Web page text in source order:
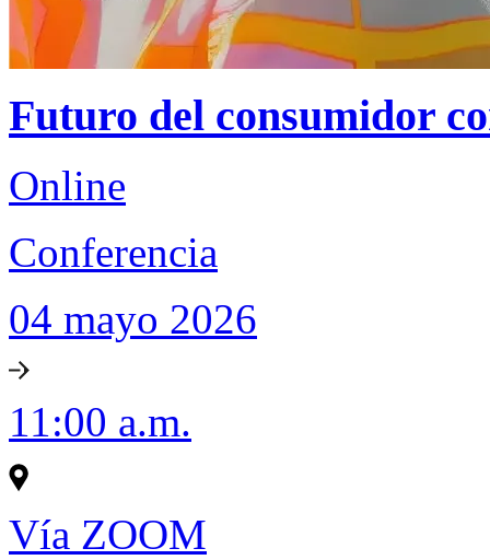
Futuro del consumidor
Online
Conferencia
04 mayo 2026
11:00 a.m.
Vía ZOOM